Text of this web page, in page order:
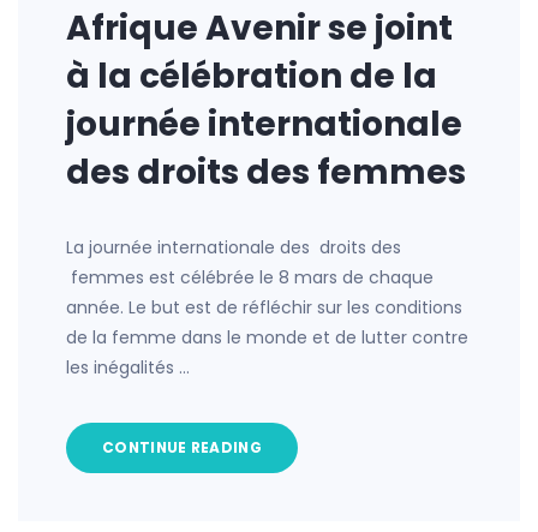
Afrique Avenir se joint
à la célébration de la
journée internationale
des droits des femmes
La journée internationale des droits des
femmes est célébrée le 8 mars de chaque
année. Le but est de réfléchir sur les conditions
de la femme dans le monde et de lutter contre
les inégalités …
CONTINUE READING